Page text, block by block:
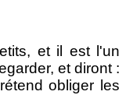
et il est l'un
et diront :
obliger les